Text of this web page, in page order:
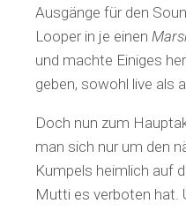
Ausgänge für den
Looper in je einen
und machte Einiges
geben, sowohl live als
Doch nun zum
man sich nur um den
Kumpels heimlich auf
Mutti es verboten hat.